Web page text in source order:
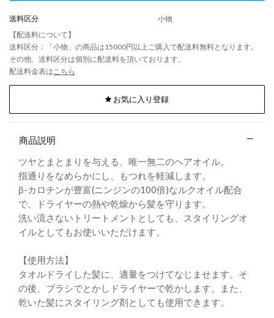
送料区分
小物
【配送料について】
送料区分：「小物」の商品は15000円以上ご購入で配送料無料となります。
その他、送料区分は個別に配送料を頂いております。
配送料金表は こちら
お気に入り登録
商品説明
ツヤとまとまりを与える、唯一無二のヘアオイル。
指通りをなめらかにし、もつれを軽減します。
β-カロチンが豊富(ニンジンの100倍)なルクオイル配合
で、ドライヤーの熱や乾燥から髪を守ります。
洗い流さないトリートメントとしても、スタイリングオ
イルとしてもお使いいただけます。
【使用方法】
タオルドライした髪に、適量をつけてなじませます。そ
の後、ブラシでとかしドライヤーで乾かします。また、
乾いた髪にスタイリング剤としても使用できます。